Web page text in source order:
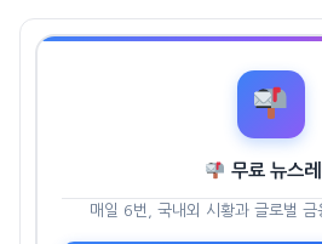
무료 뉴스레
매일 6번, 국내외 시황과 글로벌 금